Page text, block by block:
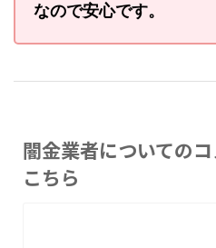
なので安心です。
闇金業者についての
こちら